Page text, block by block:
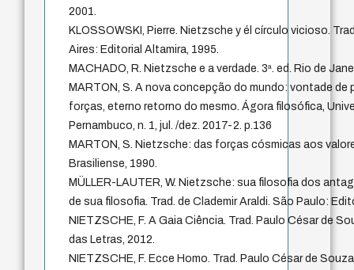
2001.
KLOSSOWSKI, Pierre. Nietzsche y él círculo vicioso.
Aires: Editorial Altamira, 1995.
MACHADO, R. Nietzsche e a verdade. 3ª. ed. Rio de
MARTON, S. A nova concepção do mundo: vontade de
forças, eterno retorno do mesmo. Ágora filosófica,
Pernambuco, n. 1, jul. /dez. 2017-2. p.136
MARTON, S. Nietzsche: das forças cósmicas aos
Brasiliense, 1990.
MÜLLER-LAUTER, W. Nietzsche: sua filosofia dos
de sua filosofia. Trad. de Clademir Araldi. São Paulo:
NIETZSCHE, F. A Gaia Ciência. Trad. Paulo César de
das Letras, 2012.
NIETZSCHE, F. Ecce Homo. Trad. Paulo César de